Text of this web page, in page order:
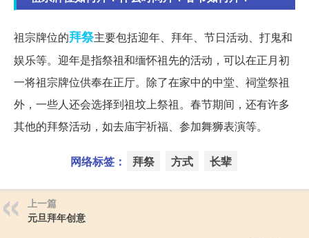
祖宗牌位的拜祭主要包括迎年、拜年、节日活动、打鬼和
娱乐等。迎年是指祭祖和缅怀祖先的活动，可以在正月初
一将祖宗牌位供奉在正厅。除了在家中的中堂、祠堂祭祖
外，一些人还会选择到祖坟上祭祖。春节期间，还有许多
其他的拜祭活动，如去庙宇祈福、参加舞狮表演等。
网络标签： 拜祭 方式 长辈
上一篇
元旦拜年创意